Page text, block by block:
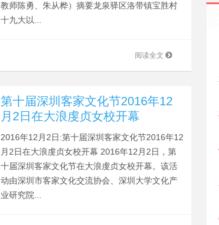
教师陈勇、朱从桦）摘要龙泉驿区洛带镇宝胜村
十九大以...
阅读全文
第十届深圳客家文化节2016年12
月2日在大浪虔贞女校开幕​
2016年12月2日:第十届深圳客家文化节2016年12
月2日在大浪虔贞女校开幕 2016年12月2日，第
十届深圳客家文化节在大浪虔贞女校开幕。该活
动由深圳市客家文化交流协会、深圳大学文化产
业研究院...